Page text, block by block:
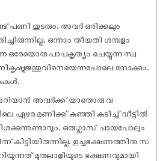
പണി തുടരും. അവർ ഒരിക്കലും
ഒന്നാം തീയതി ശമ്പളം
ഒരേയൊരു പാപകൃത്യം ചെയ്യുന്ന സ്വ
നോക്കും.
അവർക്ക് യാതൊരു വ
ഏഴര മണിക്ക് കഞ്ഞി കുടിച്ച് വീട്ടിൽ
ഒരുഗ്ലാസ് ചായപോലും
കിട്ടിയിരുന്നില്ല. ഉച്ചഭക്ഷണത്തിനു സ
മുതലാളിയുടെ ഭക്ഷണവുമായി